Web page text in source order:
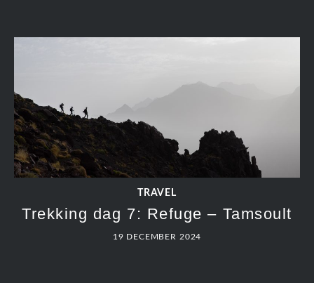
TRAVEL
Trekking dag 7: Refuge – Tamsoult
19 DECEMBER 2024